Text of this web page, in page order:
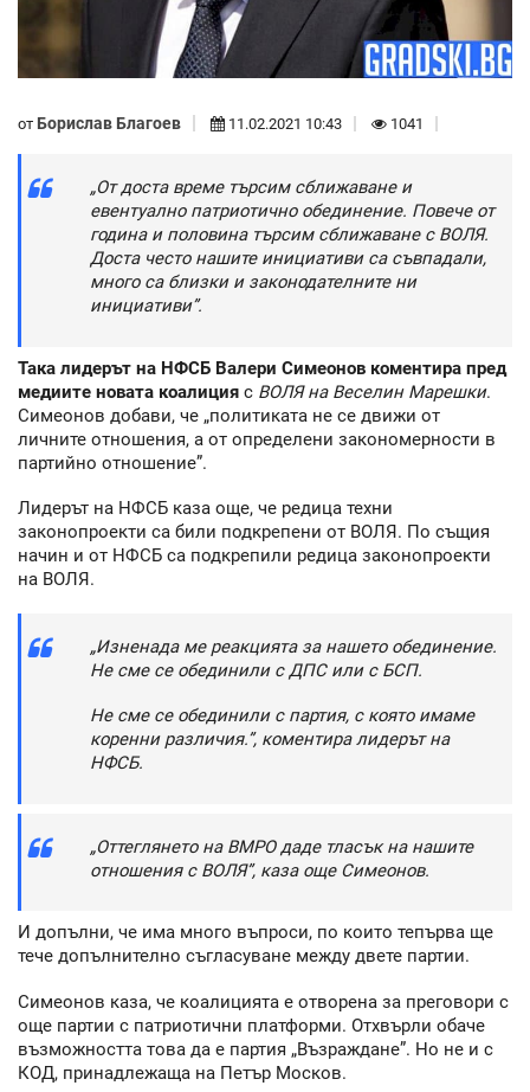
от Борислав Благоев 11.02.2021 10:43 1041
„От доста време търсим сближаване и
евентуално патриотично обединение. Повече от
година и половина търсим сближаване с ВОЛЯ.
Доста често нашите инициативи са съвпадали,
много са близки и законодателните ни
инициативи”.
Така лидерът на НФСБ Валери Симеонов коментира пред
медиите новата коалиция с ВОЛЯ на Веселин Марешки.
Симеонов добави, че „политиката не се движи от
личните отношения, а от определени закономерности в
партийно отношение”.
Лидерът на НФСБ каза още, че редица техни
законопроекти са били подкрепени от ВОЛЯ. По същия
начин и от НФСБ са подкрепили редица законопроекти
на ВОЛЯ.
„Изненада ме реакцията за нашето обединение.
Не сме се обединили с ДПС или с БСП.
Не сме се обединили с партия, с която имаме
коренни различия.”, коментира лидерът на
НФСБ.
„Оттеглянето на ВМРО даде тласък на нашите
отношения с ВОЛЯ”, каза още Симеонов.
И допълни, че има много въпроси, по които тепърва ще
тече допълнително съгласуване между двете партии.
Симеонов каза, че коалицията е отворена за преговори с
още партии с патриотични платформи. Отхвърли обаче
възможността това да е партия „Възраждане”. Но не и с
КОД, принадлежаща на Петър Москов.